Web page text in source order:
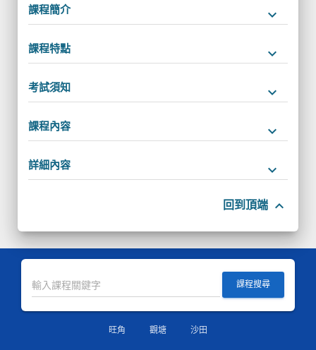
課程簡介 keyboard_arrow_down
課程特點 keyboard_arrow_down
考試須知 keyboard_arrow_down
課程內容 keyboard_arrow_down
詳細內容 keyboard_arrow_down
回到頂端 keyboard_arrow_up
課程搜尋
旺角 觀塘 沙田